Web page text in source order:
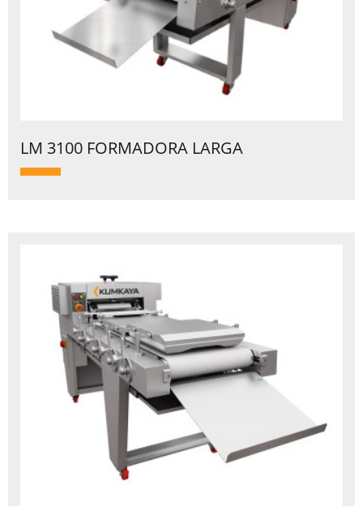
LM 3100 FORMADORA LARGA